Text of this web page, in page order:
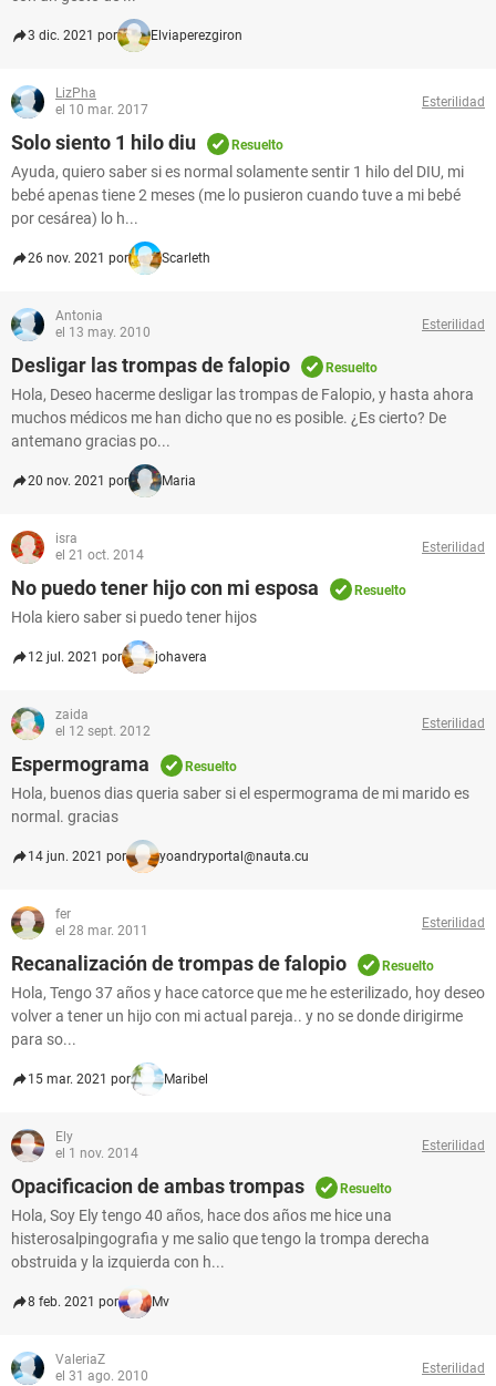
3 dic. 2021 por Elviaperezgiron
LizPha
el 10 mar. 2017
Esterilidad
Solo siento 1 hilo diu Resuelto
Ayuda, quiero saber si es normal solamente sentir 1 hilo del DIU, mi
bebé apenas tiene 2 meses (me lo pusieron cuando tuve a mi bebé
por cesárea) lo h...
26 nov. 2021 por Scarleth
Antonia
el 13 may. 2010
Esterilidad
Desligar las trompas de falopio Resuelto
Hola, Deseo hacerme desligar las trompas de Falopio, y hasta ahora
muchos médicos me han dicho que no es posible. ¿Es cierto? De
antemano gracias po...
20 nov. 2021 por Maria
isra
el 21 oct. 2014
Esterilidad
No puedo tener hijo con mi esposa Resuelto
Hola kiero saber si puedo tener hijos
12 jul. 2021 por johavera
zaida
el 12 sept. 2012
Esterilidad
Espermograma Resuelto
Hola, buenos dias queria saber si el espermograma de mi marido es
normal. gracias
14 jun. 2021 por yoandryportal@nauta.cu
fer
el 28 mar. 2011
Esterilidad
Recanalización de trompas de falopio Resuelto
Hola, Tengo 37 años y hace catorce que me he esterilizado, hoy deseo
volver a tener un hijo con mi actual pareja.. y no se donde dirigirme
para so...
15 mar. 2021 por Maribel
Ely
el 1 nov. 2014
Esterilidad
Opacificacion de ambas trompas Resuelto
Hola, Soy Ely tengo 40 años, hace dos años me hice una
histerosalpingografia y me salio que tengo la trompa derecha
obstruida y la izquierda con h...
8 feb. 2021 por Mv
ValeriaZ
el 31 ago. 2010
Esterilidad